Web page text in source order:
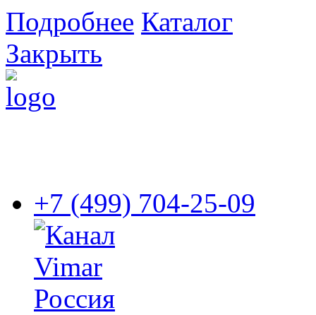
Подробнее Каталог
Закрыть
+7 (499) 704-25-09